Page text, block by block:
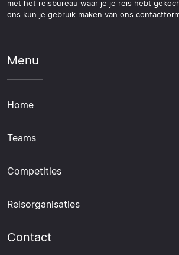
met het reisbureau waar je je reis hebt
ons kun je gebruik maken van ons
Menu
Home
Teams
Competities
Reisorganisaties
Contact